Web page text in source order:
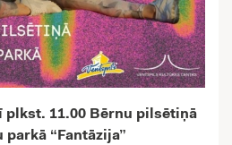
plkst. 11.00 Bērnu pilsētiņā
“Fantāzija”